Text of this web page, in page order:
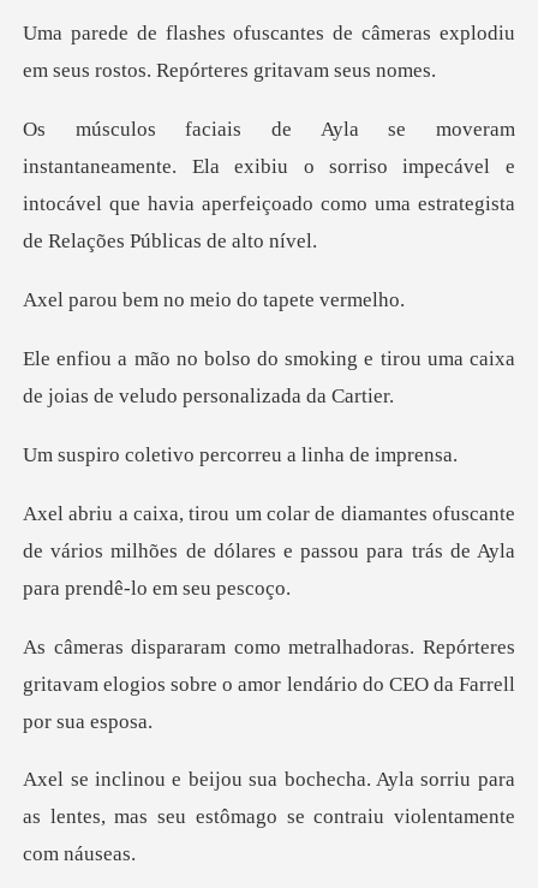
de câmeras explodiu
em seus rosto
exibiu o sorriso impecável e
intocável que havia aperfeiçoa
no meio do ta
ing e tirou uma caixa
de joias de
ivo percorreu a
ofuscante
de vários milhões de dólares e passou
Repórteres
gritavam elogios sobre o amor
yla sorriu para
as lentes, mas seu estôma